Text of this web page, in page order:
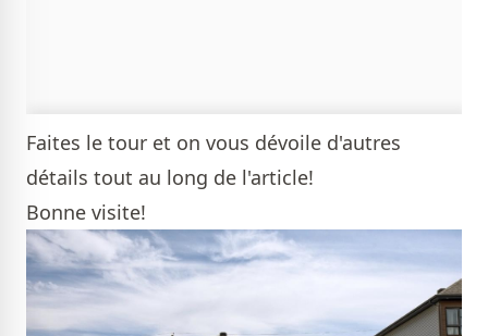
Faites le tour et on vous dévoile d'autres
détails tout au long de l'article!
Bonne visite!